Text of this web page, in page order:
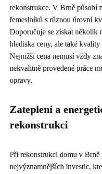
rekonstrukce. V Brně působí
řemeslníků s různou úrovní
Doporučuje se získat několik
hlediska ceny, ale také
Nejnižší cena nemusí vždy
nekvalitně provedené práce
opravy.
Zateplení a
rekonstrukci
Při rekonstrukci domu v Brně
nejvýznamnějších investic,